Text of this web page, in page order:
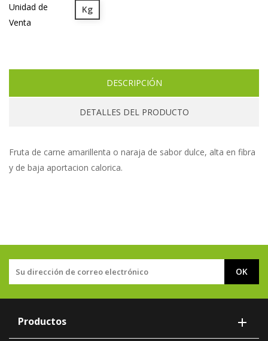
Unidad de
Venta
Kg
DESCRIPCIÓN
DETALLES DEL PRODUCTO
Fruta de carne amarillenta o naraja de sabor dulce, alta en fibra
y de baja aportacion calorica.
Productos 